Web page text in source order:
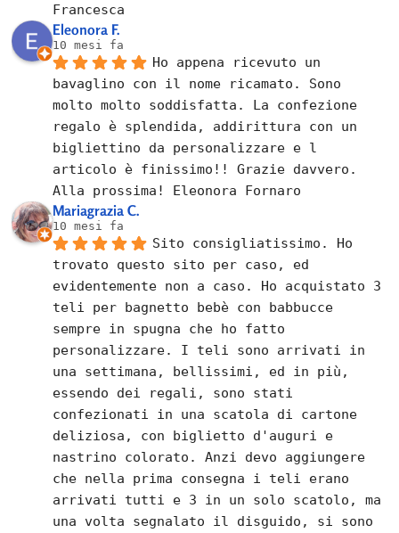
Francesca
Eleonora F.
10 mesi fa
Ho appena ricevuto un
bavaglino con il nome ricamato. Sono
molto molto soddisfatta. La confezione
regalo è splendida, addirittura con un
bigliettino da personalizzare e l
articolo è finissimo!! Grazie davvero.
Alla prossima! Eleonora Fornaro
Mariagrazia C.
10 mesi fa
Sito consigliatissimo. Ho
trovato questo sito per caso, ed
evidentemente non a caso. Ho acquistato 3
teli per bagnetto bebè con babbucce
sempre in spugna che ho fatto
personalizzare. I teli sono arrivati in
una settimana, bellissimi, ed in più,
essendo dei regali, sono stati
confezionati in una scatola di cartone
deliziosa, con biglietto d'auguri e
nastrino colorato. Anzi devo aggiungere
che nella prima consegna i teli erano
arrivati tutti e 3 in un solo scatolo, ma
una volta segnalato il disguido, si sono